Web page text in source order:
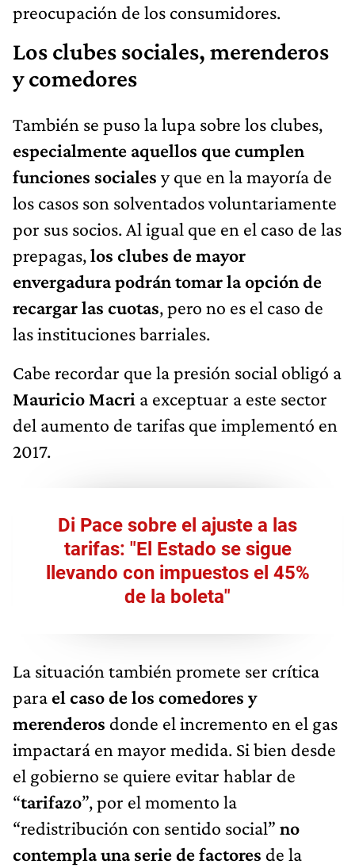
preocupación de los consumidores.
Los clubes sociales, merenderos
y comedores
También se puso la lupa sobre los clubes,
especialmente aquellos que cumplen
funciones sociales y que en la mayoría de
los casos son solventados voluntariamente
por sus socios. Al igual que en el caso de las
prepagas,los clubes de mayor
envergadura podrán tomar la opción de
recargar las cuotas, pero no es el caso de
las instituciones barriales.
Cabe recordar que la presión social obligó a
Mauricio Macri a exceptuar a este sector
del aumento de tarifas que implementó en
2017.
Di Pace sobre el ajuste a las
tarifas: "El Estado se sigue
llevando con impuestos el 45%
de la boleta"
La situación también promete ser crítica
para el caso de los comedores y
merenderos donde el incremento en el gas
impactará en mayor medida. Si bien desde
el gobierno se quiere evitar hablar de
“tarifazo”, por el momento la
“redistribución con sentido social” no
contempla una serie de factores de la